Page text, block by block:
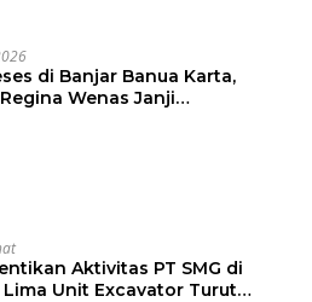
di Banjar Banua Karta,
Wenas Janji
Aktivitas PT SMG di
Unit Excavator Turut